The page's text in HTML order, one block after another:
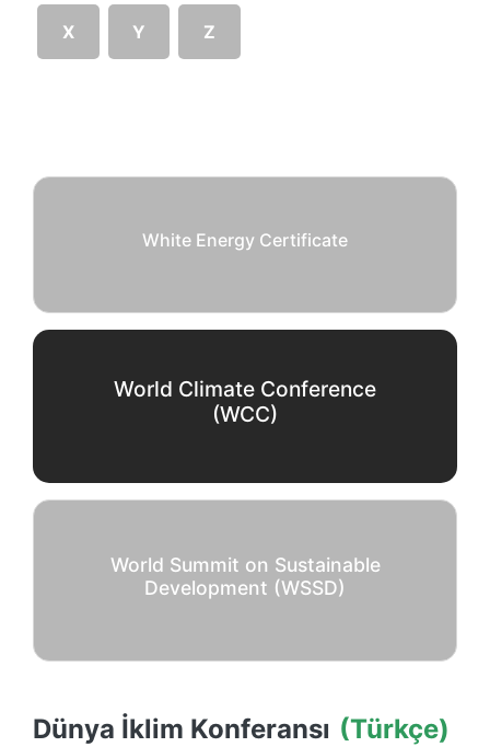
X Y Z
White Energy Certificate
World Climate Conference
(WCC)
World Summit on Sustainable
Development (WSSD)
Dünya İklim Konferansı (Türkçe)